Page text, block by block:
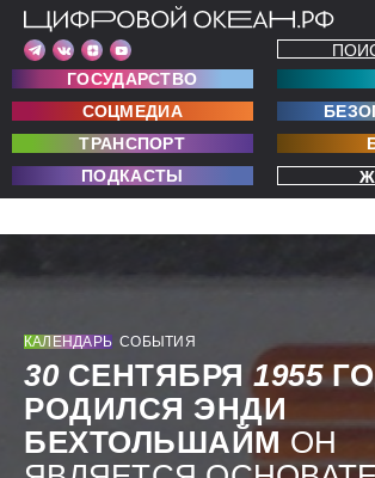
ГОСУДАРСТВО
СОЦМЕДИА
ТРАНСПОРТ
ПОДКАСТЫ
КАЛЕНДАРЬ СОБЫТИЯ
30 СЕНТЯБРЯ1955
РОДИЛСЯ ЭНДИ
БЕХТОЛЬШАЙМ ОН